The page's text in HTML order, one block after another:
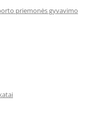
priemonės gyvavimo